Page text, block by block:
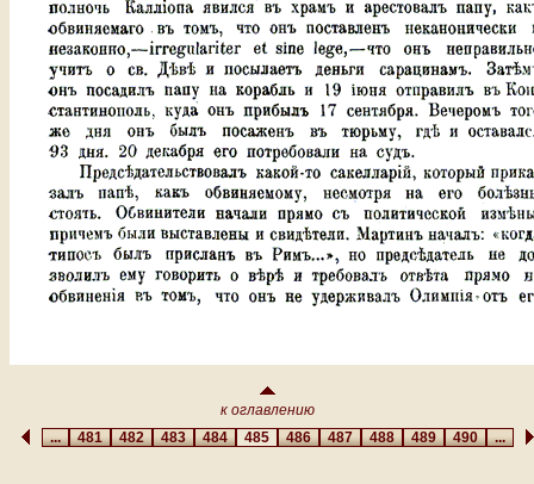
к оглавлению
...481482483484 485 486487488489490...